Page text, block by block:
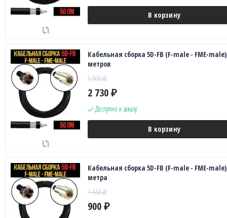
В корзину
Кабельная сборка 5D-FB (F-male - FME-
метров
5 000₽
2 730 ₽
Доступно к заказу
В корзину
Кабельная сборка 5D-FB (F-male - FME-
метра
1 660₽
900 ₽